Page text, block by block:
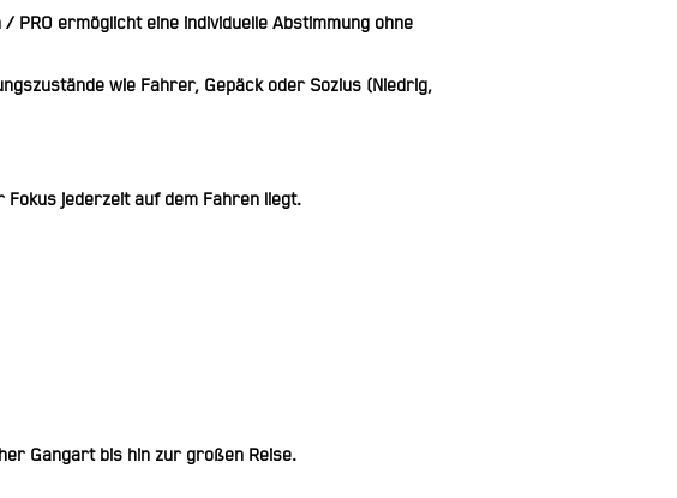
PRO ermöglicht eine individuelle Abstimmung ohne
wie Fahrer, Gepäck oder Sozius (Niedrig,
jederzeit auf dem Fahren liegt.
Gangart bis hin zur großen Reise.